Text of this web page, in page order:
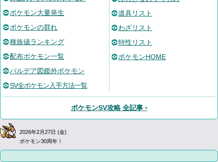
ポケモン大量発生
ポケモンの群れ
種族値ランキング
配布ポケモン一覧
パルデア図鑑外ポケモン
SV全ポケモン入手方法一覧
道具リスト
わざリスト
特性リスト
ポケモンHOME
ポケモンSV攻略 全記事 ›
2026年2月27日 (金)
ポケモン30周年！